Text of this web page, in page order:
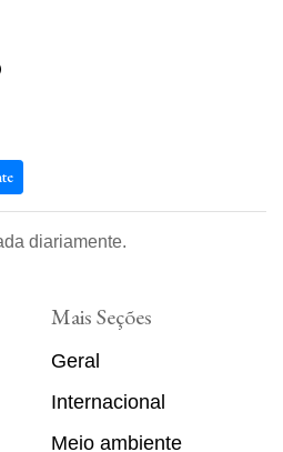
diariamente.
Mais Seções
Geral
Internacional
Meio ambiente